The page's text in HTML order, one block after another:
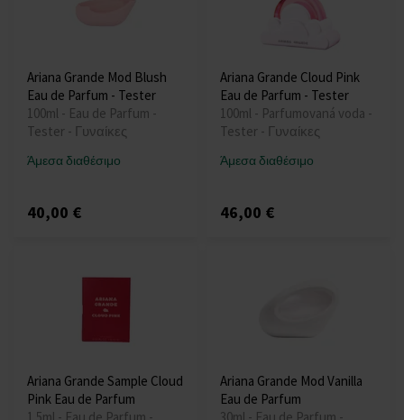
Ariana Grande Mod Blush
Eau de Parfum - Tester
100ml - Eau de Parfum -
Tester - Γυναίκες
Άμεσα διαθέσιμο
40,00 €
Ariana Grande Cloud Pink
Eau de Parfum - Tester
100ml - Parfumovaná voda -
Tester - Γυναίκες
Άμεσα διαθέσιμο
46,00 €
Ariana Grande Sample Cloud
Pink Eau de Parfum
Ariana Grande Mod Vanilla
Eau de Parfum